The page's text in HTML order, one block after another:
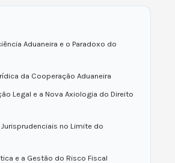
Aduaneira e o Paradoxo do
da Cooperação Aduaneira
Legal e a Nova Axiologia do Direito
no Limite do
e a Gestão do Risco Fiscal